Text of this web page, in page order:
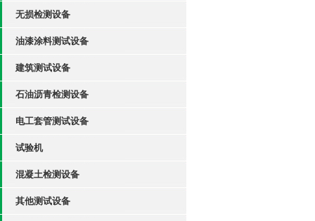
无损检测设备
油漆涂料测试设备
建筑测试设备
石油沥青检测设备
电工套管测试设备
试验机
混凝土检测设备
其他测试设备